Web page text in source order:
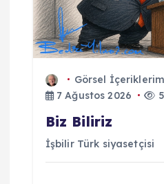
Görsel İçeriklerim
7 Ağustos 2026
Biz Biliriz
İşbilir Türk siyasetçisi